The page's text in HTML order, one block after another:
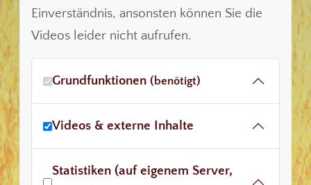
Einverständnis, ansonsten können Sie die
Videos leider nicht aufrufen.
Grundfunktionen (benötigt)
Videos & externe Inhalte
Statistiken (auf eigenem Server,